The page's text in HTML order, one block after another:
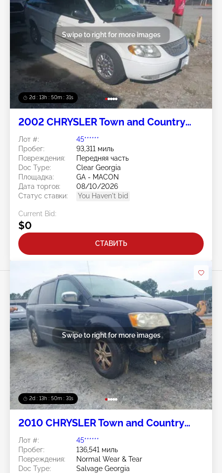
2d : 13h : 50m : 28s
Swipe to right for more images
2002 CHRYSLER Town and Country
Лот #:
45******
Пробег:
93,311 миль
Повреждения:
Передняя часть
Doc Type:
Clear Georgia
Площадка:
GA - MACON
Дата торгов:
08/10/2026
Статус ставки:
You Haven't bid
Current Bid:
$0
СТАВИТЬ
2d : 13h : 50m : 28s
Swipe to right for more images
2010 CHRYSLER Town and Country
Лот #:
45******
Пробег:
136,541 миль
Повреждения:
Normal Wear & Tear
Doc Type:
Salvage Georgia